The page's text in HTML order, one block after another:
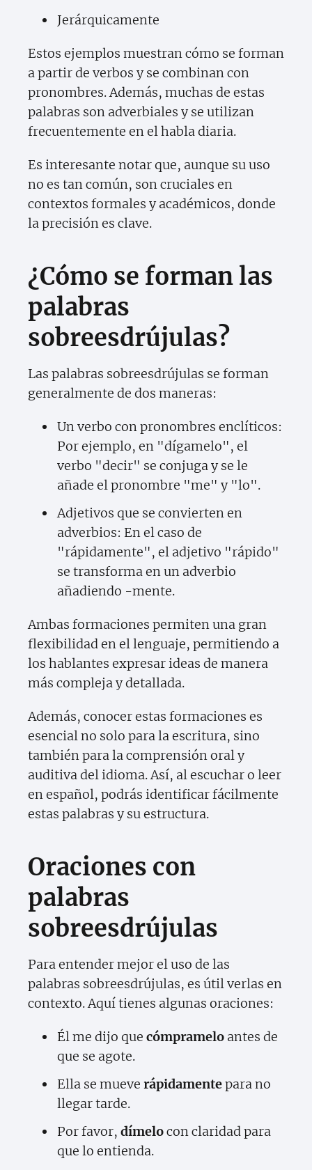
Jerárquicamente
Estos ejemplos muestran cómo se forman
a partir de verbos y se combinan con
pronombres. Además, muchas de estas
palabras son adverbiales y se utilizan
frecuentemente en el habla diaria.
Es interesante notar que, aunque su uso
no es tan común, son cruciales en
contextos formales y académicos, donde
la precisión es clave.
¿Cómo se forman las
palabras
sobreesdrújulas?
Las palabras sobreesdrújulas se forman
generalmente de dos maneras:
Un verbo con pronombres enclíticos:
Por ejemplo, en "dígamelo", el
verbo "decir" se conjuga y se le
añade el pronombre "me" y "lo".
Adjetivos que se convierten en
adverbios: En el caso de
"rápidamente", el adjetivo "rápido"
se transforma en un adverbio
añadiendo -mente.
Ambas formaciones permiten una gran
flexibilidad en el lenguaje, permitiendo a
los hablantes expresar ideas de manera
más compleja y detallada.
Además, conocer estas formaciones es
esencial no solo para la escritura, sino
también para la comprensión oral y
auditiva del idioma. Así, al escuchar o leer
en español, podrás identificar fácilmente
estas palabras y su estructura.
Oraciones con
palabras
sobreesdrújulas
Para entender mejor el uso de las
palabras sobreesdrújulas, es útil verlas en
contexto. Aquí tienes algunas oraciones:
Él me dijo que cómpramelo antes de
que se agote.
Ella se mueve rápidamentepara no
llegar tarde.
Por favor, dímelocon claridad para
que lo entienda.